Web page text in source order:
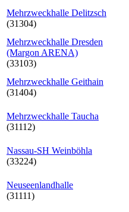
Mehrzweckhalle Delitzsch
(31304)
Mehrzweckhalle Dresden
(Margon ARENA)
(33103)
Mehrzweckhalle Geithain
(31404)
Mehrzweckhalle Taucha
(31112)
Nassau-SH Weinböhla
(33224)
Neuseenlandhalle
(31111)